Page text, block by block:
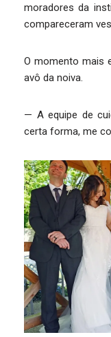
moradores da
compareceram
O momento mais
avô da noiva.
— A equipe de
certa forma, me